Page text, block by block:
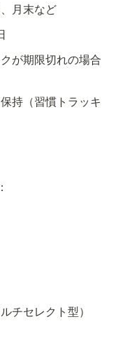
月末など
が期限切れの場合
持（習慣トラッキ
チセレクト型）